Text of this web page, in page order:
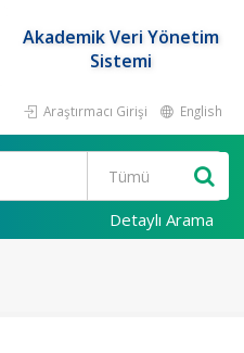
Akademik Veri Yönetim
Sistemi
Araştırmacı Girişi English
Detaylı Arama